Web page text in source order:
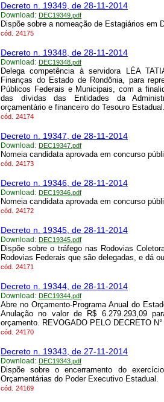
Decreto n. 19349, de 28-11-2014
Download: DEC19349.pdf
Dispõe sobre a nomeação de Estagiários em
cód. 24175
Decreto n. 19348, de 28-11-2014
Download: DEC19348.pdf
Delega competência à servidora LÉA
Finanças do Estado de Rondônia, para
Públicos Federais e Municipais, com a
das dívidas das Entidades da
orçamentário e financeiro do Tesouro
cód. 24174
Decreto n. 19347, de 28-11-2014
Download: DEC19347.pdf
Nomeia candidata aprovada em concurso
cód. 24173
Decreto n. 19346, de 28-11-2014
Download: DEC19346.pdf
Nomeia candidata aprovada em concurso
cód. 24172
Decreto n. 19345, de 28-11-2014
Download: DEC19345.pdf
Dispõe sobre o tráfego nas Rodovias
Rodovias Federais que são delegadas, e dá
cód. 24171
Decreto n. 19344, de 28-11-2014
Download: DEC19344.pdf
Abre no Orçamento-Programa Anual do
Anulação no valor de R$ 6.279.293,09
orçamento. REVOGADO PELO DECRETO
cód. 24170
Decreto n. 19343, de 27-11-2014
Download: DEC19343.pdf
Dispõe sobre o encerramento do
Orçamentárias do Poder Executivo Estadual.
cód. 24169